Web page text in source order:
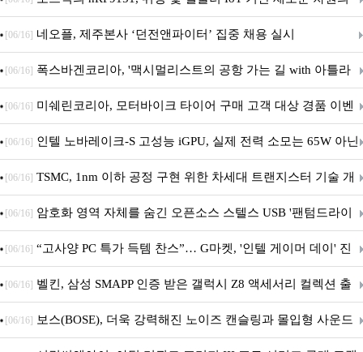
커넥티드 기기 개발 지원
[06/16] 네오플, 제주본사 ‘던전앤파이터’ 집중 채용 실시
[06/16] 폭스바겐코리아, '맥시멀리스트의 공항 가는 길 with 아틀라
스' 이벤트 실시
[06/16] 미쉐린코리아, 모터바이크 타이어 구매 고객 대상 경품 이벤
트 진행
[06/16] 인텔 노바레이크-S 고성능 iGPU, 실제 전력 소모는 65W 아닌
40W?
[06/16] TSMC, 1nm 이하 공정 구현 위한 차세대 트랜지스터 기술 개
발
[06/16] 암호화 영역 자체를 숨긴 오픈소스 스텔스 USB '팬텀드라이
브' 공개
[06/16] “고사양 PC 특가 득템 찬스”… G마켓, '인텔 게이머 데이' 진
행
[06/16] 벨킨, 삼성 SMAPP 인증 받은 갤럭시 Z8 액세서리 컬렉션 출
시
[06/16] 보스(BOSE), 더욱 강력해진 노이즈 캔슬링과 몰입형 사운드